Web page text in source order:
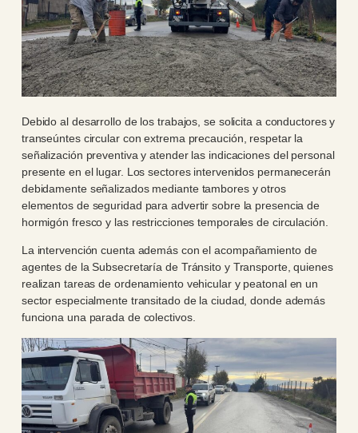
Debido al desarrollo de los trabajos, se solicita a conductores y
transeúntes circular con extrema precaución, respetar la
señalización preventiva y atender las indicaciones del personal
presente en el lugar. Los sectores intervenidos permanecerán
debidamente señalizados mediante tambores y otros
elementos de seguridad para advertir sobre la presencia de
hormigón fresco y las restricciones temporales de circulación.
La intervención cuenta además con el acompañamiento de
agentes de la Subsecretaría de Tránsito y Transporte, quienes
realizan tareas de ordenamiento vehicular y peatonal en un
sector especialmente transitado de la ciudad, donde además
funciona una parada de colectivos.